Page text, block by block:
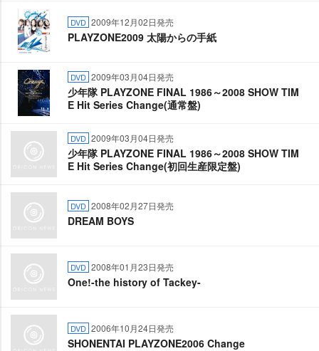
DVD 2009年12月02日発売
PLAYZONE2009 太陽からの手紙
DVD 2009年03月04日発売
少年隊 PLAYZONE FINAL 1986～2008 SHOW TIM
E Hit Series Change(通常盤)
DVD 2009年03月04日発売
少年隊 PLAYZONE FINAL 1986～2008 SHOW TIM
E Hit Series Change(初回生産限定盤)
DVD 2008年02月27日発売
DREAM BOYS
DVD 2008年01月23日発売
One!-the history of Tackey-
DVD 2006年10月24日発売
SHONENTAI PLAYZONE2006 Change